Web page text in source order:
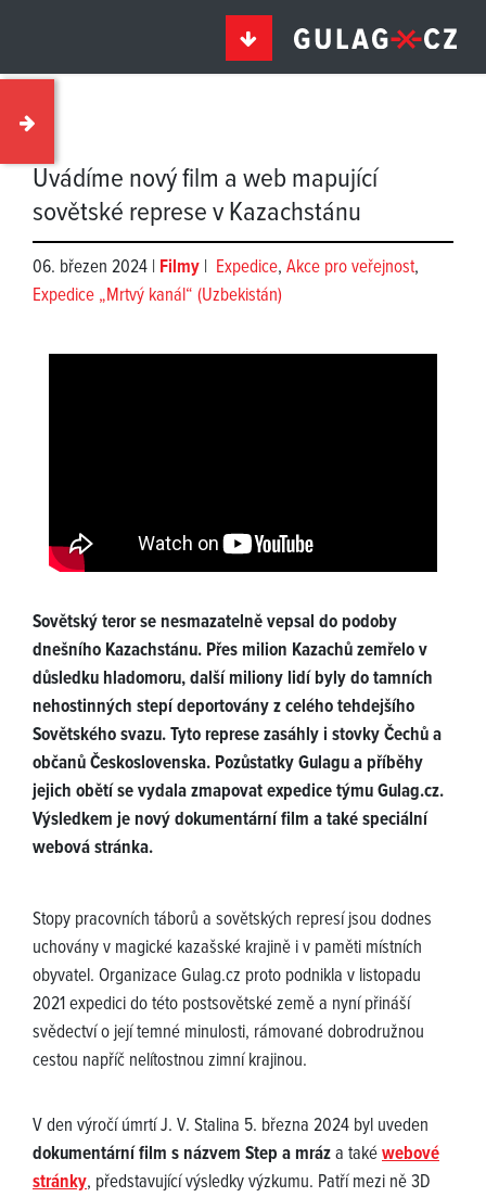
Uvádíme nový film a web mapující
sovětské represe v Kazachstánu
06. březen 2024 | Filmy | Expedice, Akce pro veřejnost,
Expedice „Mrtvý kanál“ (Uzbekistán)
Sovětský teror se nesmazatelně vepsal do podoby
dnešního Kazachstánu. Přes milion Kazachů zemřelo v
důsledku hladomoru, další miliony lidí byly do tamních
nehostinných stepí deportovány z celého tehdejšího
Sovětského svazu. Tyto represe zasáhly i stovky Čechů a
občanů Československa. Pozůstatky Gulagu a příběhy
jejich obětí se vydala zmapovat expedice týmu Gulag.cz.
Výsledkem je nový dokumentární film a také speciální
webová stránka.
Stopy pracovních táborů a sovětských represí jsou dodnes
uchovány v magické kazašské krajině i v paměti místních
obyvatel. Organizace Gulag.cz proto podnikla v listopadu
2021 expedici do této postsovětské země a nyní přináší
svědectví o její temné minulosti, rámované dobrodružnou
cestou napříč nelítostnou zimní krajinou.
V den výročí úmrtí J. V. Stalina 5. března 2024 byl uveden
dokumentární film s názvem Step a mráza takéwebové
stránky, představující výsledky výzkumu. Patří mezi ně 3D